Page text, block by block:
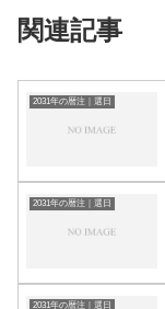
関連記事
2031年の暦注｜選日
2031年の暦注｜選日
2031年の暦注｜選日